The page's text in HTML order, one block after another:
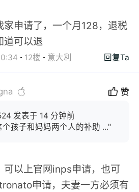
家申请了，一个月128，退税
道可以退
12楼 意大利 回复Ta
赞
发表于 14 分钟前
孩子和妈妈两个人的补助 ..."
可以上官网inps申请，也可
申请，夫妻一方必须有